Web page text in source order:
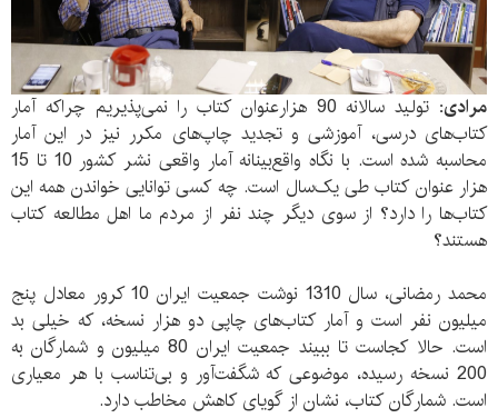
مرادی:
تولید سالانه 90 هزارعنوان کتاب را نمی‌پذیریم چراکه آمار
کتاب‌های درسی،‌ آموزشی و تجدید چاپ‌های مکرر نیز در این آمار
محاسبه شده است. با نگاه واقع‌بینانه آمار واقعی نشر کشور 10 تا 15
هزار عنوان کتاب طی یک‌سال است. چه کسی توانایی خواندن همه این
کتاب‌ها را دارد؟ از سوی دیگر چند نفر از مردم ما اهل مطالعه کتاب
هستند؟
محمد رمضانی، سال 1310 نوشت جمعیت ایران 10 کرور معادل پنج
میلیون نفر است و آمار کتاب‌های چاپی دو هزار نسخه، که خیلی بد
است. حالا کجاست تا ببیند جمعیت ایران 80 میلیون و شمارگان به
200 نسخه رسیده، موضوعی که شگفت‌آور و بی‌تناسب با هر معیاری
است. شمارگان کتاب، نشان از گویای کاهش مخاطب دارد.